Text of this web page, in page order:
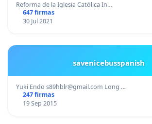
Reforma de la Iglesia Católica In…
647 firmas
30 Jul 2021
savenicebusspanish
Yuki Endo s89hblr@gmail.com Long …
247 firmas
19 Sep 2015